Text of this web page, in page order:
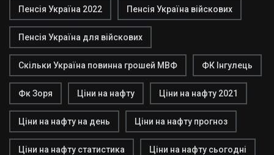
Пенсія Україна 2022 Пенсія Україна війскових
Пенсія Україна для війскових
Скільки Україна повинна грошей МВФ ФК Інгулець
Фк Зоря Ціни на нафту Ціни на нафту 2021
Ціни на нафту на день Ціни на нафту прогноз
Ціни на нафту статистика Ціни на нафту сьогодні